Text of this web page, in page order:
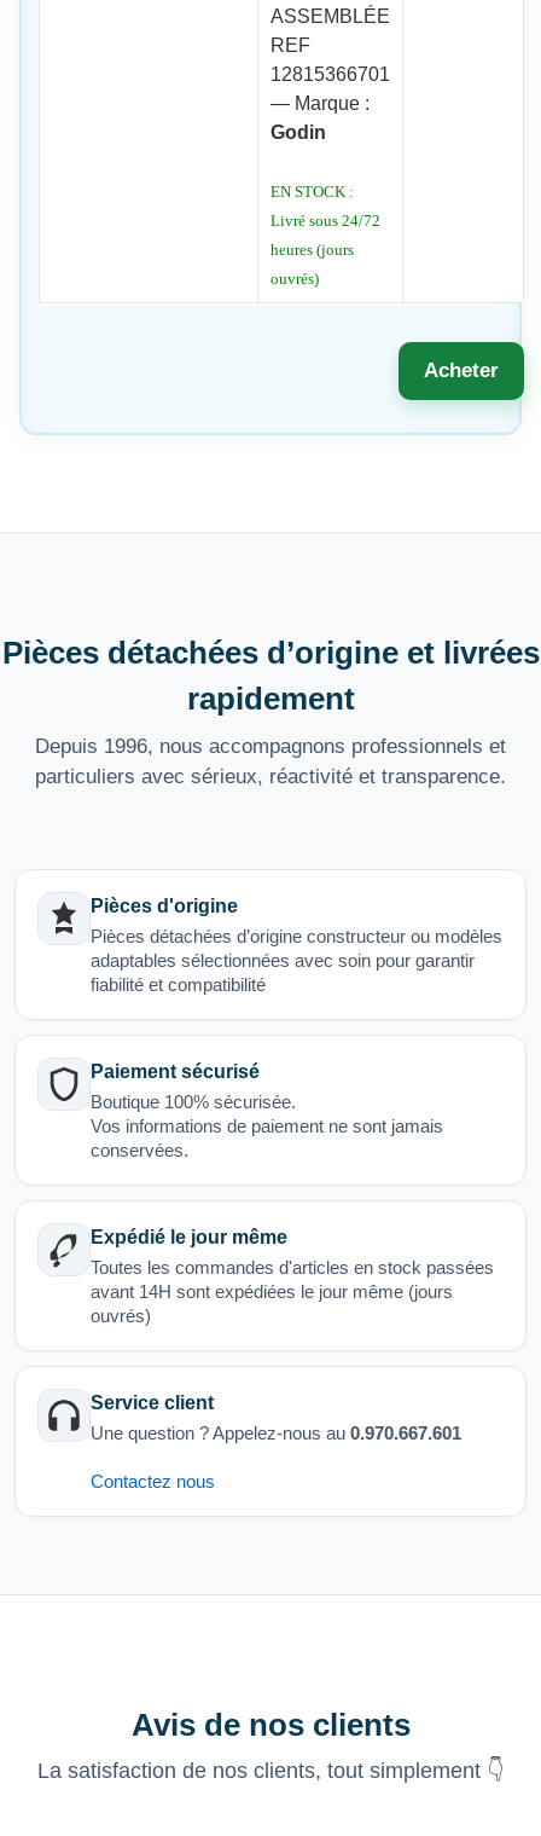
ASSEMBLÉE
REF
12815366701
— Marque :
Godin
EN STOCK :
Livré sous 24/72
heures (jours
ouvrés)
Acheter
Pièces détachées d’origine et livrées
rapidement
Depuis 1996, nous accompagnons professionnels et
particuliers avec sérieux, réactivité et transparence.
Pièces d'origine
Pièces détachées d’origine constructeur ou modèles
adaptables sélectionnées avec soin pour garantir
fiabilité et compatibilité
Paiement sécurisé
Boutique 100% sécurisée.
Vos informations de paiement ne sont jamais
conservées.
Expédié le jour même
Toutes les commandes d'articles en stock passées
avant 14H sont expédiées le jour même (jours
ouvrés)
Service client
Une question ? Appelez-nous au 0.970.667.601
Contactez nous
Avis de nos clients
La satisfaction de nos clients, tout simplement 👇